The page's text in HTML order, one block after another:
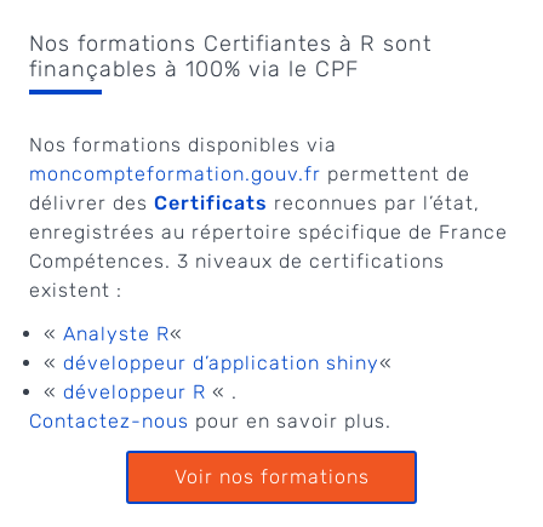
Nos formations Certifiantes à R sont
finançables à 100% via le CPF
Nos formations disponibles via
moncompteformation.gouv.fr permettent de
délivrer des Certificats reconnues par l’état,
enregistrées au répertoire spécifique de France
Compétences. 3 niveaux de certifications
existent :
« Analyste R«
« développeur d’application shiny«
« développeur R « .
Contactez-nous pour en savoir plus.
Voir nos formations